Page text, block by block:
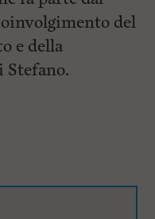
del
e della
Stefano.